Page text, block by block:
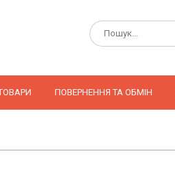
ПОВЕРНЕННЯ ТА ОБМІН